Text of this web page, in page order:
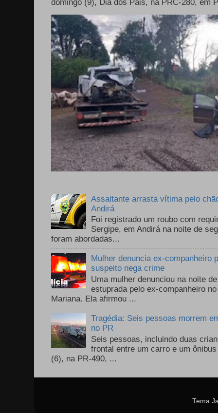
domingo (9), Dia dos Pais, na PRC-280, em
Assaltante arrasta vítima pelo
Andirá
Foi registrado um roubo com
Sergipe, em Andirá na noite de
foram abordadas...
Mulher denuncia ex-companheiro
suspeito nega crime
Uma mulher denunciou na noite
estuprada pelo ex-companheiro
Mariana. Ela afirmou ...
Tragédia: Seis pessoas morrem
no PR
Seis pessoas, incluindo duas
frontal entre um carro e um
(6), na PR-490, ...
Tema